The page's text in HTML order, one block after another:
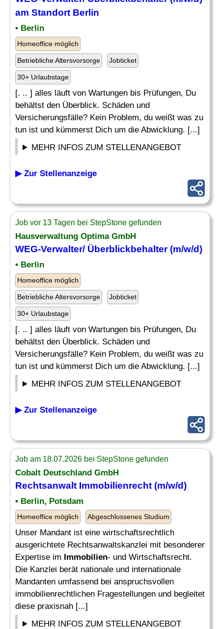
am Standort Berlin
• Berlin
Homeoffice möglich
Betriebliche Altersvorsorge Jobticket
30+ Urlaubstage
[. .. ] alles läuft von Wartungen bis Prüfungen, Du
behältst den Überblick. Schäden und
Versicherungsfälle? Kein Problem, du weißt was zu
tun ist und kümmerst Dich um die Abwicklung. [...]
MEHR INFOS ZUM STELLENANGEBOT
▶ Zur Stellenanzeige
Job vor 13 Tagen bei StepStone gefunden
Hausverwaltung Optima GmbH
WEG-Verwalter/ Überblickbehalter (m/w/d)
• Berlin
Homeoffice möglich
Betriebliche Altersvorsorge Jobticket
30+ Urlaubstage
[. .. ] alles läuft von Wartungen bis Prüfungen, Du
behältst den Überblick. Schäden und
Versicherungsfälle? Kein Problem, du weißt was zu
tun ist und kümmerst Dich um die Abwicklung. [...]
MEHR INFOS ZUM STELLENANGEBOT
▶ Zur Stellenanzeige
Job am 18.07.2026 bei StepStone gefunden
Cobalt Deutschland GmbH
Rechtsanwalt Immobilienrecht (m/w/d)
• Berlin, Potsdam
Homeoffice möglich Abgeschlossenes Studium
Unser Mandant ist eine wirtschaftsrechtlich
ausgerichtete Rechtsanwaltskanzlei mit besonderer
Expertise im Immobilien- und Wirtschaftsrecht.
Die Kanzlei berät nationale und internationale
Mandanten umfassend bei anspruchsvollen
immobilienrechtlichen Fragestellungen und begleitet
diese praxisnah [...]
MEHR INFOS ZUM STELLENANGEBOT